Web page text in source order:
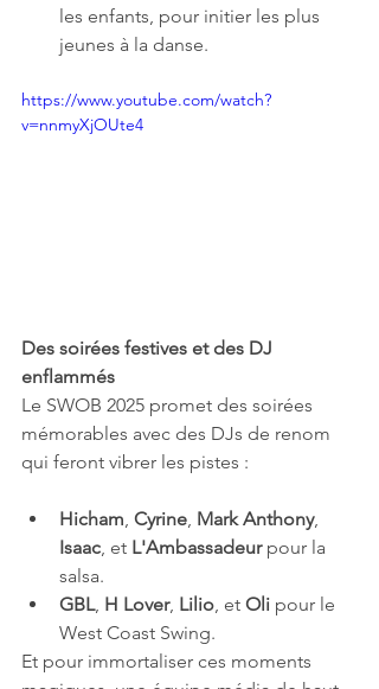
les enfants, pour initier les plus
jeunes à la danse.
https://www.youtube.com/watch?
v=nnmyXjOUte4
Des soirées festives et des DJ
enflammés
Le SWOB 2025 promet des soirées
mémorables avec des DJs de renom
qui feront vibrer les pistes :
Hicham Cyrine Mark Anthony,
Isaac , et L'Ambassadeur pour la
salsa.
GBL, H Lover, Lilio , et Oli pour le
West Coast Swing.
Et pour immortaliser ces moments